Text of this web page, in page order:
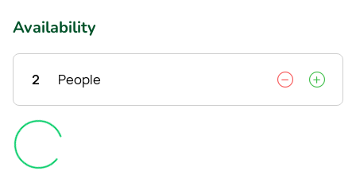
Availability
2 People